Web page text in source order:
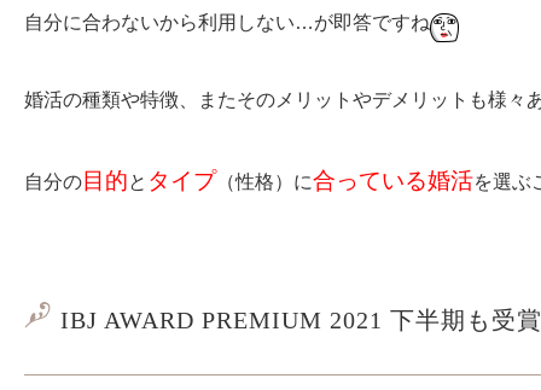
自分に合わないから利用しない…が即答ですね
婚活の種類や特徴、またそのメリットやデメリットも様々
自分の 目的と タイプ （性格）に合っている婚活を選
IBJ AWARD PREMIUM 2021 下半期も受